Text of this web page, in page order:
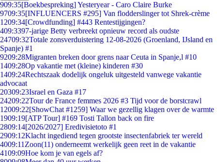
909:35[Boekbespreking] Yesteryear - Caro Claire Burke
9709:35[INFLUENCERS #295] Van flodderslinger tot Shrek-crème
1209:34[Crowdfunding] #443 Rentestijgingen?
409:3397-jarige Betty verbreekt opnieuw record als oudste
24709:32Totale zonsverduistering 12-08-2026 (Groenland, IJsland en
Spanje) #1
9209:28Migranten breken door grens naar Ceuta in Spanje,l #10
1409:28Op vakantie met (kleine) kinderen #30
1409:24Rechtszaak dodelijk ongeluk uitgesteld vanwege vakantie
advocaat
20309:23Israel en Gaza #17
24209:22Tour de France femmes 2026 #3 Tijd voor de borstcrawl
12009:22[ShowChat #1259] Waar we gezellig klagen over de warmte
1909:19[ATP Tour] #169 Tosti Tallon back on fire
2809:14[2026/2027] Eredivisietoto #1
2909:12Klacht ingediend tegen grootste insectenfabriek ter wereld
4009:11 Zoon(11) onderneemt werkelijk geen reet in de vakantie
4109:09Hoe kom je van egels af?